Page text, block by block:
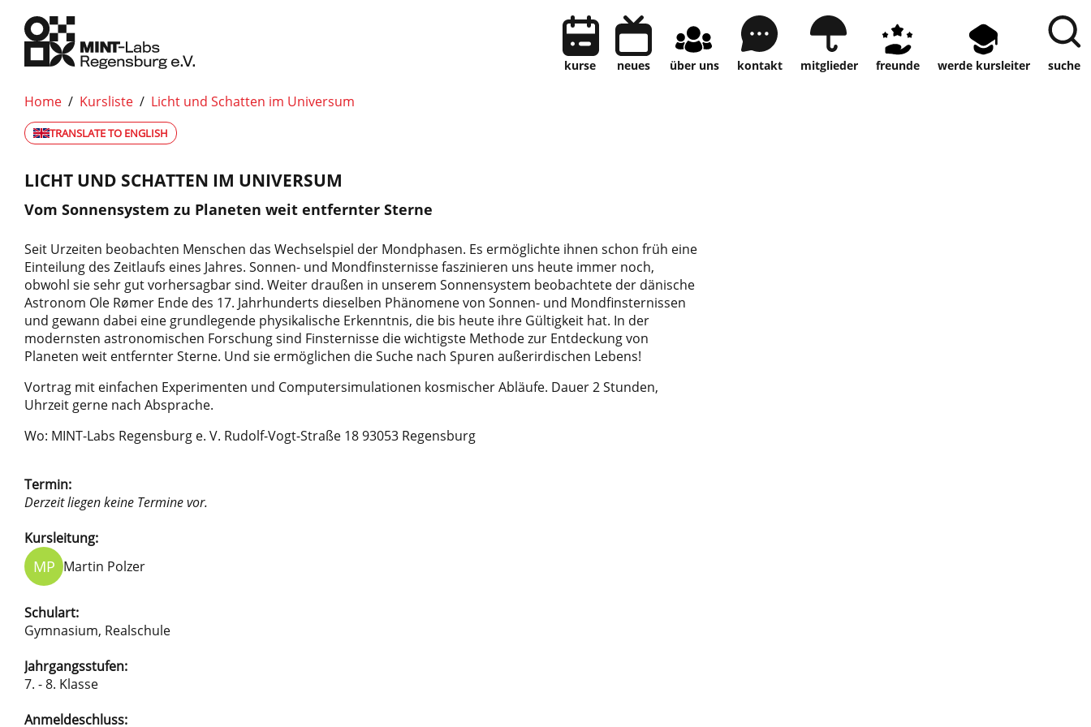
kurse neues über uns kontakt mitglieder freunde werde kursleiter suche
Home / Kursliste / Licht und Schatten im Universum
TRANSLATE TO ENGLISH
LICHT UND SCHATTEN IM UNIVERSUM
Vom Sonnensystem zu Planeten weit entfernter Sterne
Seit Urzeiten beobachten Menschen das Wechselspiel der Mondphasen. Es ermöglichte ihnen schon früh eine
Einteilung des Zeitlaufs eines Jahres. Sonnen- und Mondfinsternisse faszinieren uns heute immer noch,
obwohl sie sehr gut vorhersagbar sind. Weiter draußen in unserem Sonnensystem beobachtete der dänische
Astronom Ole Rømer Ende des 17. Jahrhunderts dieselben Phänomene von Sonnen- und Mondfinsternissen
und gewann dabei eine grundlegende physikalische Erkenntnis, die bis heute ihre Gültigkeit hat. In der
modernsten astronomischen Forschung sind Finsternisse die wichtigste Methode zur Entdeckung von
Planeten weit entfernter Sterne. Und sie ermöglichen die Suche nach Spuren außerirdischen Lebens!
Vortrag mit einfachen Experimenten und Computersimulationen kosmischer Abläufe. Dauer 2 Stunden,
Uhrzeit gerne nach Absprache.
Wo: MINT-Labs Regensburg e. V. Rudolf-Vogt-Straße 18 93053 Regensburg
Termin:
Derzeit liegen keine Termine vor.
Kursleitung:
MP Martin Polzer
Schulart:
Gymnasium, Realschule
Jahrgangsstufen:
7. - 8. Klasse
Anmeldeschluss: